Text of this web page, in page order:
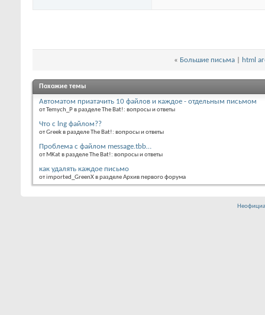
« Большие письма html
Похожие темы
Автоматом приатачить 10 файлов и каждое - отдельным письмом
от Temych_P в разделе The Bat!: вопросы и ответы
Что с lng файлом??
от Greek в разделе The Bat!: вопросы и ответы
Проблема с файлом message.tbb…
от MKat в разделе The Bat!: вопросы и ответы
как удалять каждое письмо
от imported_GreenX в разделе Архив первого форума